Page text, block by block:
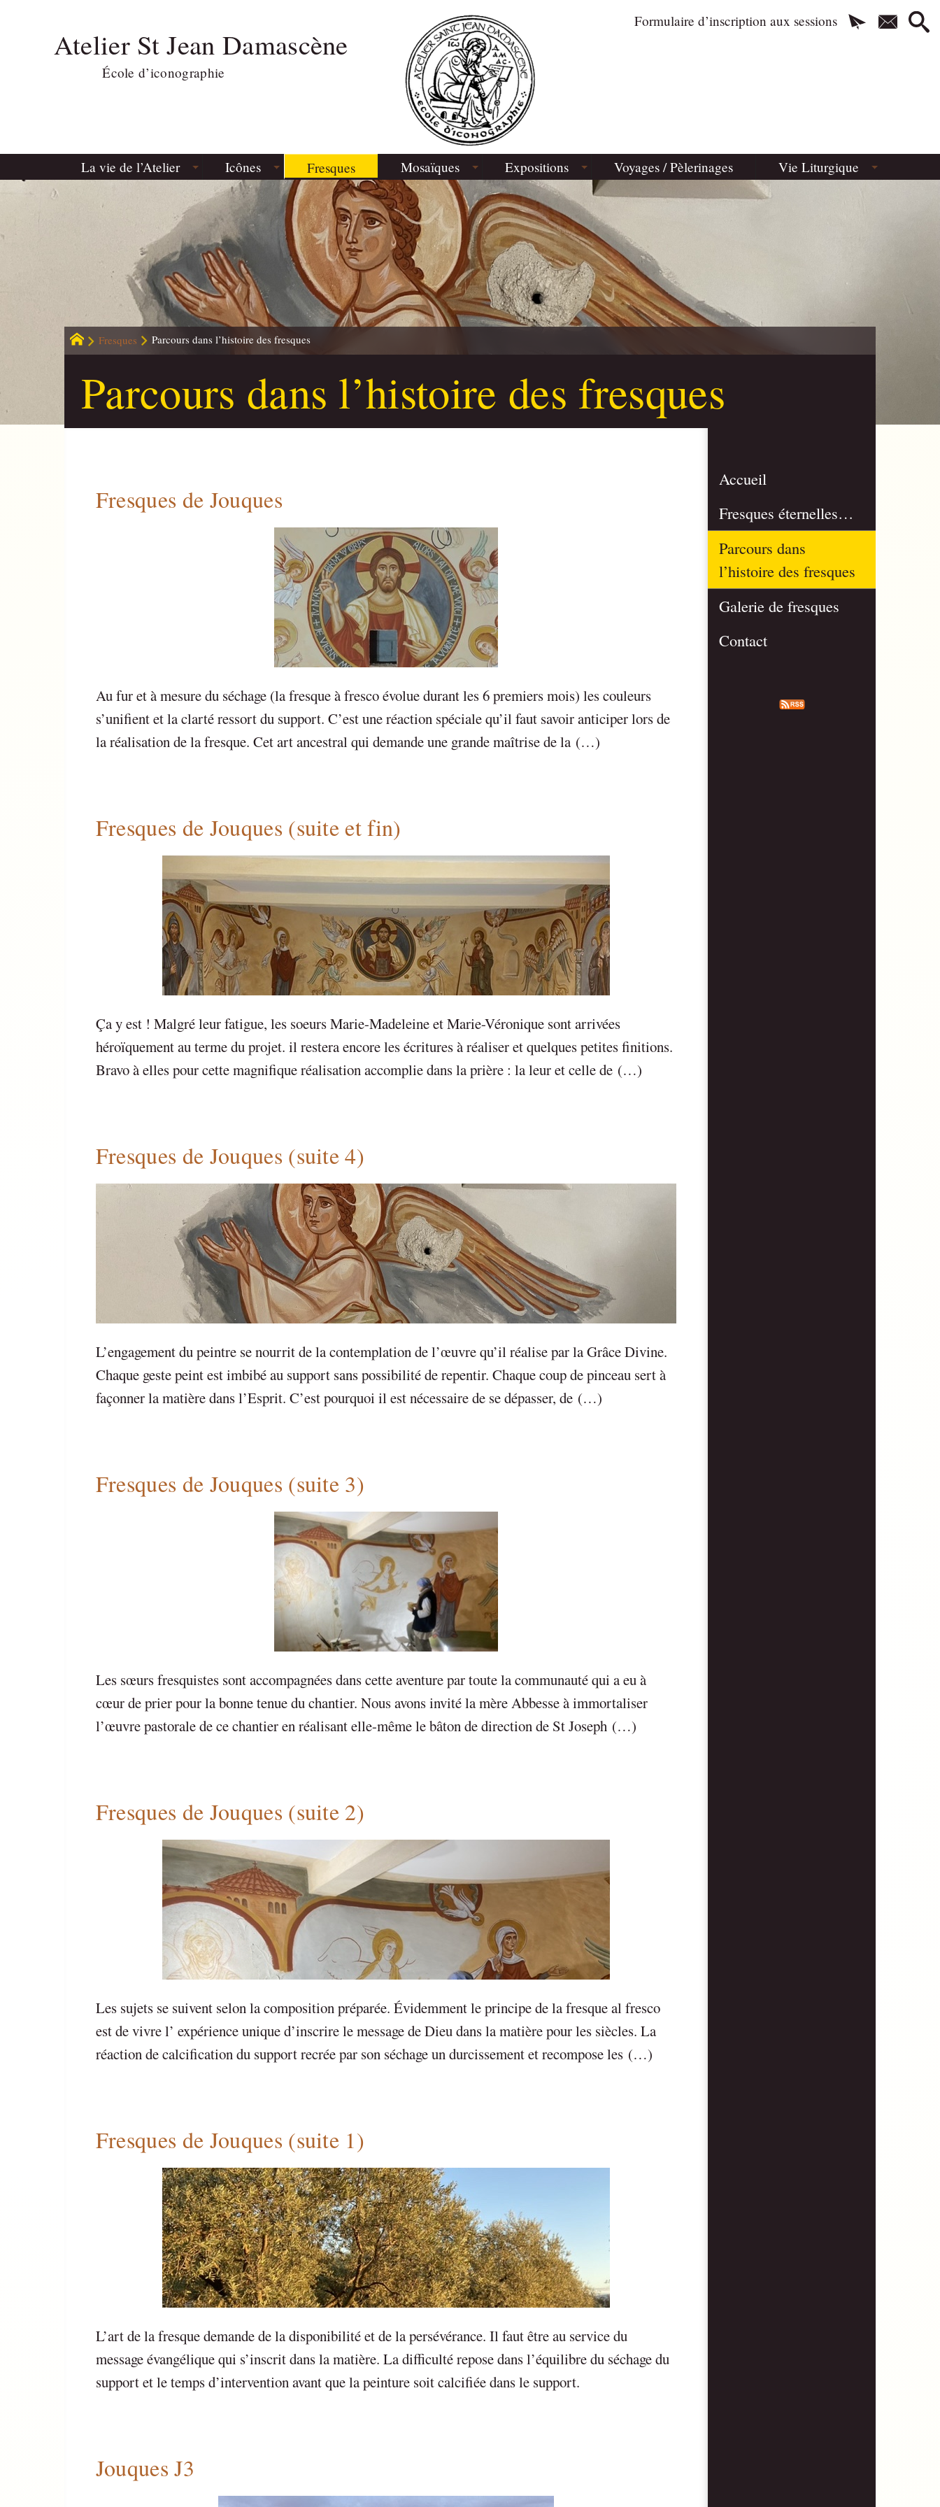
Formulaire d’inscription aux sessions
Atelier St Jean Damascène
École d’iconographie
La vie de l’Atelier Icônes Fresques Mosaïques Expositions Voyages / Pèlerinages Vie Liturgique
Fresques Parcours dans l’histoire des fresques
Parcours dans l’histoire des fresques
Fresques de Jouques
Au fur et à mesure du séchage (la fresque à fresco évolue durant les 6 premiers mois) les couleurs
s’unifient et la clarté ressort du support. C’est une réaction spéciale qu’il faut savoir anticiper lors de
la réalisation de la fresque. Cet art ancestral qui demande une grande maîtrise de la (…)
Fresques de Jouques (suite et fin)
Ça y est ! Malgré leur fatigue, les soeurs Marie-Madeleine et Marie-Véronique sont arrivées
héroïquement au terme du projet. il restera encore les écritures à réaliser et quelques petites finitions.
Bravo à elles pour cette magnifique réalisation accomplie dans la prière : la leur et celle de (…)
Fresques de Jouques (suite 4)
L’engagement du peintre se nourrit de la contemplation de l’œuvre qu’il réalise par la Grâce Divine.
Chaque geste peint est imbibé au support sans possibilité de repentir. Chaque coup de pinceau sert à
façonner la matière dans l’Esprit. C’est pourquoi il est nécessaire de se dépasser, de (…)
Fresques de Jouques (suite 3)
Les sœurs fresquistes sont accompagnées dans cette aventure par toute la communauté qui a eu à
cœur de prier pour la bonne tenue du chantier. Nous avons invité la mère Abbesse à immortaliser
l’œuvre pastorale de ce chantier en réalisant elle-même le bâton de direction de St Joseph (…)
Fresques de Jouques (suite 2)
Les sujets se suivent selon la composition préparée. Évidemment le principe de la fresque al fresco
est de vivre l’ expérience unique d’inscrire le message de Dieu dans la matière pour les siècles. La
réaction de calcification du support recrée par son séchage un durcissement et recompose les (…)
Fresques de Jouques (suite 1)
L’art de la fresque demande de la disponibilité et de la persévérance. Il faut être au service du
message évangélique qui s’inscrit dans la matière. La difficulté repose dans l’équilibre du séchage du
support et le temps d’intervention avant que la peinture soit calcifiée dans le support.
Jouques J3
Accueil
Fresques éternelles…
Parcours dans
l’histoire des fresques
Galerie de fresques
Contact